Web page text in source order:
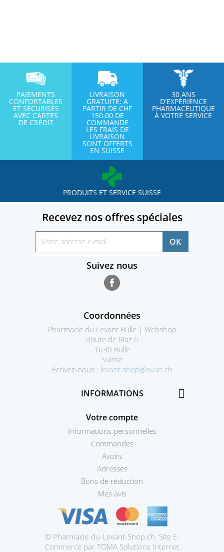
PAIEMENTS
CONFORTABLES
ET SÉCURISÉS
AVEC CARTES
DE CRÉDIT
LIVRAISON
GRATUITE: A
PARTIR DE CHF
150.00 DE
COMMANDE
LES FRAIS DE
LIVRAISON
SONT OFFERTS
EN SUISSE
30 ANS
D'EXPÉRIENCE
PHARMACEUTIQUE
À VOTRE SERVICE
PRODUITS ET SERVICE SUISSE
Recevez nos offres spéciales
Suivez nous
Coordonnées
Pharmacie du Levant Bulle | Webshop
Route de Riaz 6
1630 Bulle
Suisse
Écrivez-nous : levant.shop@ovan.ch
INFORMATIONS 
Votre compte
Informations personnelles
Commandes
Avoirs
Adresses
Bons de réduction
Mes avis
© Pharmacie-du-Levant-Shop.ch. Site E-
Commerce par TOMA Solutions InternetPrestashop